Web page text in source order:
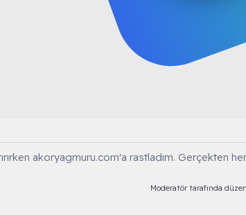
akoryagmuru.com'a rastladım. Gerçekten
Moderatör tarafında